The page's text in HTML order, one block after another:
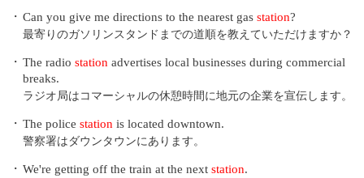
・ Can you give me directions to the nearest gas station?
最寄りのガソリンスタンドまでの道順を教えていただけますか？
・ The radio station advertises local businesses during commercial
breaks.
ラジオ局はコマーシャルの休憩時間に地元の企業を宣伝します。
・ The police station is located downtown.
警察署はダウンタウンにあります。
・ We're getting off the train at the next station.